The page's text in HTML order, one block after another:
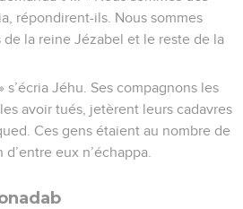
répondirent-ils. Nous sommes
de la reine Jézabel et le reste de la
s’écria Jéhu. Ses compagnons les
avoir tués, jetèrent leurs cadavres
Ces gens étaient au nombre de
eux n’échappa.